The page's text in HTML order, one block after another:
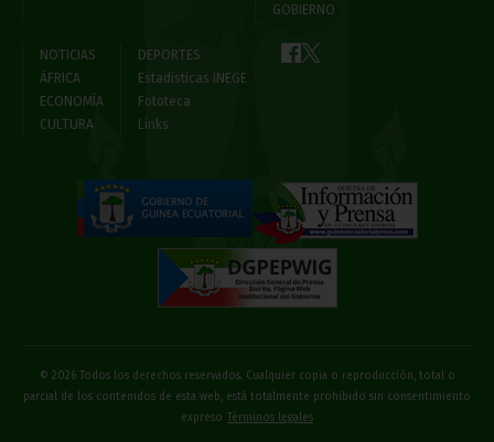
GOBIERNO
NOTICIAS
ÁFRICA
ECONOMÍA
CULTURA
DEPORTES
Estadísticas INEGE
Fototeca
Links
© 2026 Todos los derechos reservados. Cualquier copia o reproducción, total o
parcial de los contenidos de esta web, está totalmente prohibido sin consentimiento
expreso Términos legales